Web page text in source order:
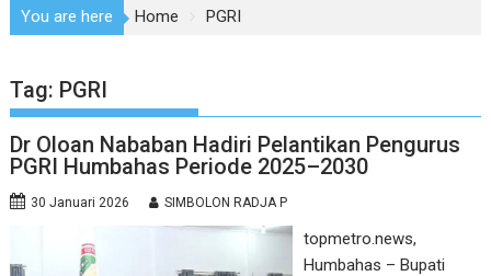
You are here Home PGRI
Tag: PGRI
Dr Oloan Nababan Hadiri Pelantikan Pengurus
PGRI Humbahas Periode 2025–2030
30 Januari 2026 SIMBOLON RADJA P
topmetro.news,
Humbahas – Bupati